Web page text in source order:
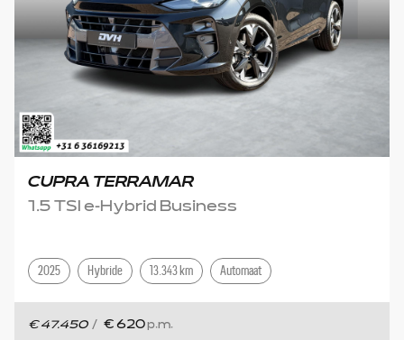
CUPRA TERRAMAR
1.5 TSI e-Hybrid Business
2025 Hybride 13.343 km Automaat
€ 47.450 / € 620 p.m.